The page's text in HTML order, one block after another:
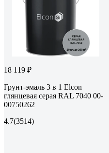
18 119 ₽
Грунт-эмаль 3 в 1 Elcon
глянцевая серая RAL 7040 00-
00750262
4.7(3514)